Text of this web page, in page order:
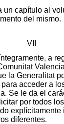
un capítulo al
del mismo.
VII
a
la Generalitat
acceder a
Se le da el
por todos
explícitamente
diferentes.